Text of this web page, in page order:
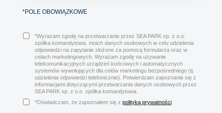
*POLE OBOWIĄZKOWE
*Wyrażam zgodę na przetwarzanie przez SEA PARK sp. z o.o.
spółka komandytowa. moich danych osobowych w celu udzielenia
odpowiedzi na zapytanie złożone za pomocą formularza oraz w
celach marketingowych. Wyrażam zgodę na używanie
telekomunikacyjnych urządzeń końcowych i automatycznych
systemów wywołujących dla celów marketingu bezpośredniego (tj.
udzielenia odpowiedzi telefonicznie). Potwierdzam zapoznanie się z
informacjami dotyczącymi przetwarzania danych osobowych przez
SEA PARK sp. z o.o. spółka komandytowa.
*Oświadczam, że zapoznałem się z polityką prywatności